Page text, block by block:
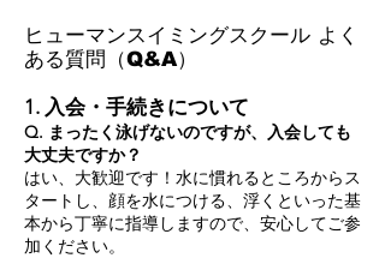
ヒューマンスイミングスクール よく
ある質問（Q&A）
1. 入会・手続きについて
Q. まったく泳げないのですが、入会しても
大丈夫ですか？
はい、大歓迎です！水に慣れるところからス
タートし、顔を水につける、浮くといった基
本から丁寧に指導しますので、安心してご参
加ください。